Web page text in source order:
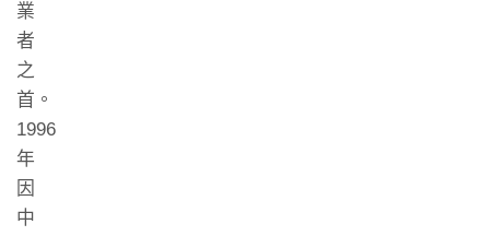
業
者
之
首。
1996
年
因
中